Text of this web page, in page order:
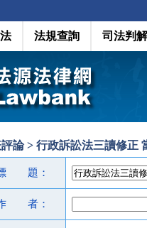
法規查詢 司法判解
論 > 行政訴訟法三讀修正
題：
者：